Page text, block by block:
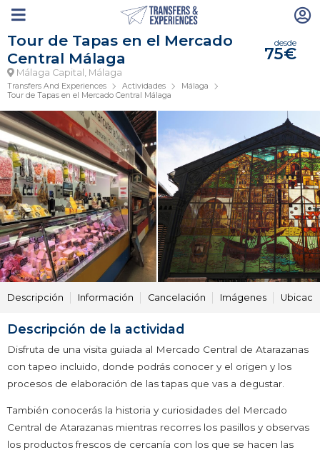
Tour de Tapas en el Mercado
Central Málaga
Málaga Capital, Málaga
desde
75€
Transfers And Experiences Actividades
Málaga
Tour de Tapas en el Mercado Central Málaga
Descripción Información Cancelación Imágenes
Descripción de la actividad
Disfruta de una visita guiada al Mercado Central de Atarazanas
con tapeo incluido, donde podrás conocer y el origen y los
procesos de elaboración de las tapas que vas a degustar.
También conocerás la historia y curiosidades del Mercado
Central de Atarazanas mientras recorres los pasillos y observas
los productos frescos de cercanía con los que se hacen las